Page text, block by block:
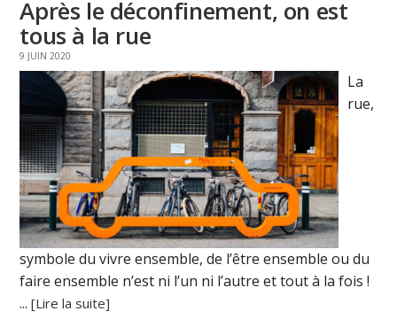
Après le déconfinement, on est
tous à la rue
9 JUIN 2020
La
rue,
symbole du vivre ensemble, de l’être ensemble ou du
faire ensemble n’est ni l’un ni l’autre et tout à la fois !
...[Lire la suite]